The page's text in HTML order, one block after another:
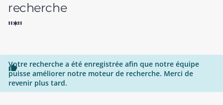
recherche
"*"

Votre recherche a été enregistrée afin que notre équipe
puisse améliorer notre moteur de recherche. Merci de
revenir plus tard.